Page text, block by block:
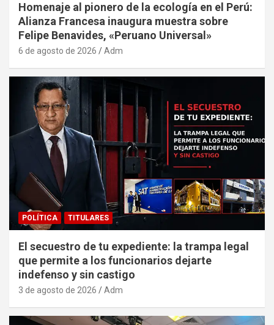
Homenaje al pionero de la ecología en el Perú:
Alianza Francesa inaugura muestra sobre
Felipe Benavides, «Peruano Universal»
6 de agosto de 2026 Adm
POLÍTICA TITULARES
El secuestro de tu expediente: la trampa legal
que permite a los funcionarios dejarte
indefenso y sin castigo
3 de agosto de 2026 Adm